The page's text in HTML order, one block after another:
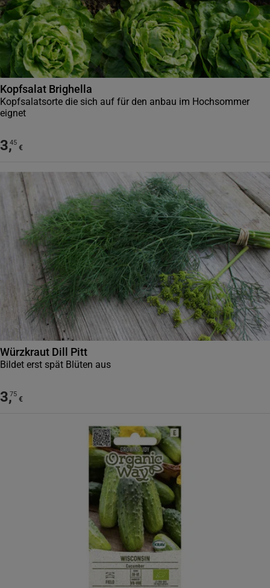
Kopfsalat Brighella
Kopfsalatsorte die sich auf für den anbau im Hochsommer
eignet
3,45
€
Würzkraut Dill Pitt
Bildet erst spät Blüten aus
3,75
€